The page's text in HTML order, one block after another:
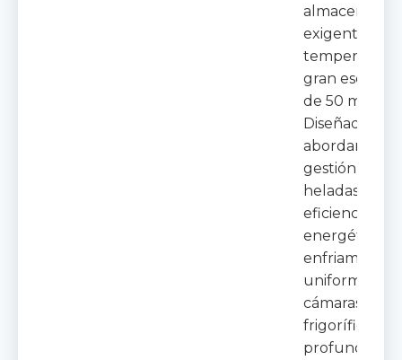
exigente a
temperatura
gran escala
de 50 m³).
Diseñado
abordar la
gestión de
heladas, la
eficiencia
energética y
enfriamiento
uniforme en
cámaras
frigoríficas
profundas,